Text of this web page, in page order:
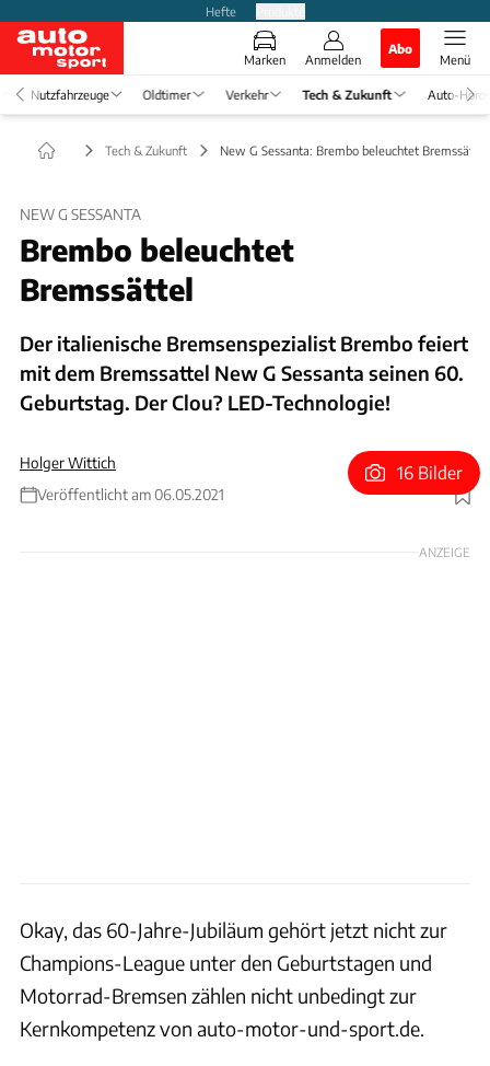
Hefte
Marken Anmelden
Abo
Menü
Nutzfahrzeuge Oldtimer Verkehr Tech & Zukunft Auto-
Tech & Zukunft New G Sessanta: Brembo beleuchtet Bremssättel
NEW G SESSANTA
Brembo beleuchtet
Bremssättel
Der italienische Bremsenspezialist Brembo feiert
mit dem Bremssattel New G Sessanta seinen 60.
Geburtstag. Der Clou? LED-Technologie!
Holger Wittich
Veröffentlicht am 06.05.2021
Foto: Brembo
16 Bilder
ANZEIGE
Okay, das 60-Jahre-Jubiläum gehört jetzt nicht zur
Champions-League unter den Geburtstagen und
Motorrad-Bremsen zählen nicht unbedingt zur
Kernkompetenz von auto-motor-und-sport.de.